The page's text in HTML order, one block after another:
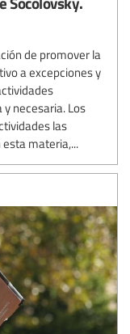
de promover la
a excepciones y
necesaria. Los
las
materia,...